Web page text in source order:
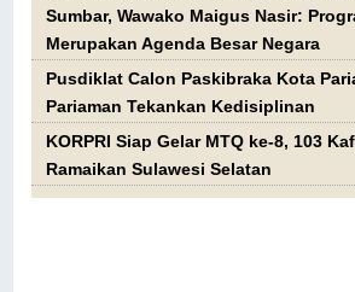
Sumbar, Wawako Maigus Nasir:
Merupakan Agenda Besar Negara
Pusdiklat Calon Paskibraka Kota
Pariaman Tekankan Kedisiplinan
KORPRI Siap Gelar MTQ ke-8, 103
Ramaikan Sulawesi Selatan